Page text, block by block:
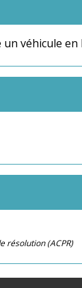
véhicule en
résolution (ACPR)